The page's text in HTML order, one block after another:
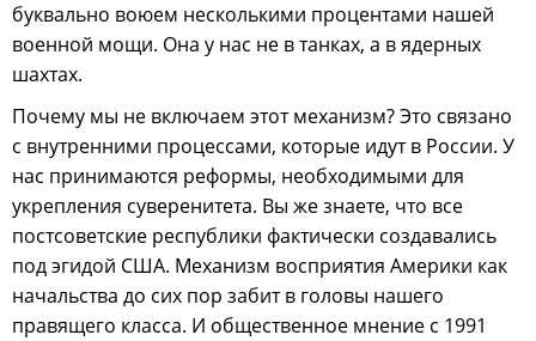
буквально воюем несколькими процентами нашей
военной мощи. Она у нас не в танках, а в ядерных
шахтах.
Почему мы не включаем этот механизм? Это связано
с внутренними процессами, которые идут в России. У
нас принимаются реформы, необходимыми для
укрепления суверенитета. Вы же знаете, что все
постсоветские республики фактически создавались
под эгидой США. Механизм восприятия Америки как
начальства до сих пор забит в головы нашего
правящего класса. И общественное мнение с 1991